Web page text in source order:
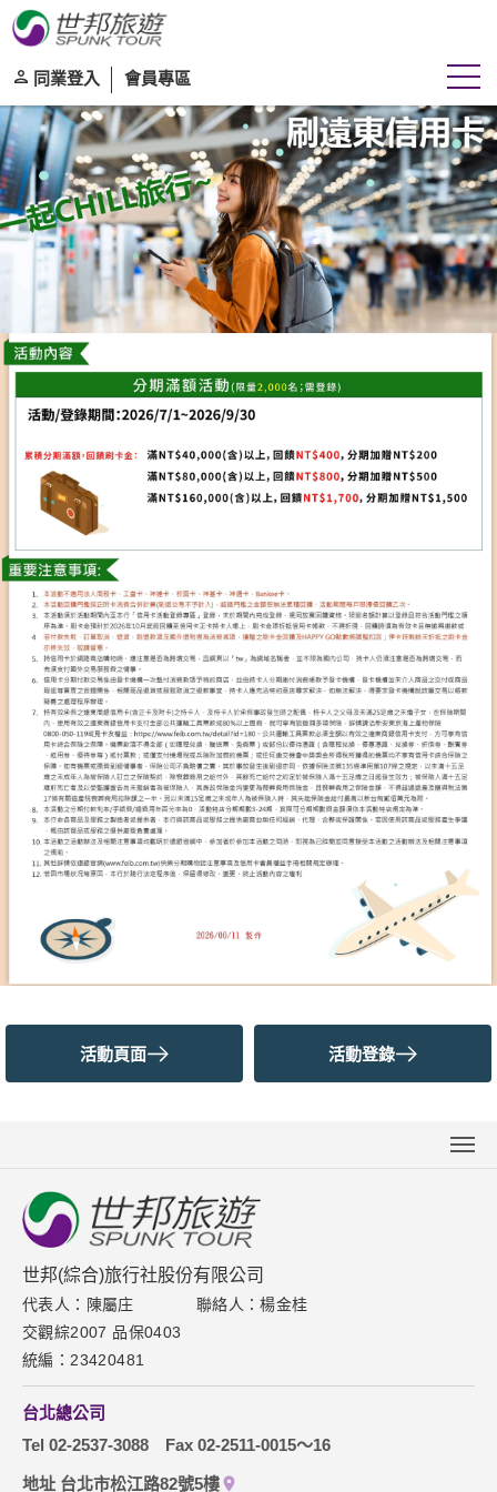
同業登入 會員專區
活動頁面 活動登錄
關於世邦
新聞中心
聯絡我們
下載專區
網站導覽
取消訂單說明
隱私權保護政策
世邦(綜合)旅行社股份有限公司
代表人：陳屬庄
聯絡人：楊金桂
交觀綜2007 品保0403
統編：23420481
台北總公司
Tel 02-2537-3088
Fax 02-2511-0015～16
地址 台北市松江路82號5樓